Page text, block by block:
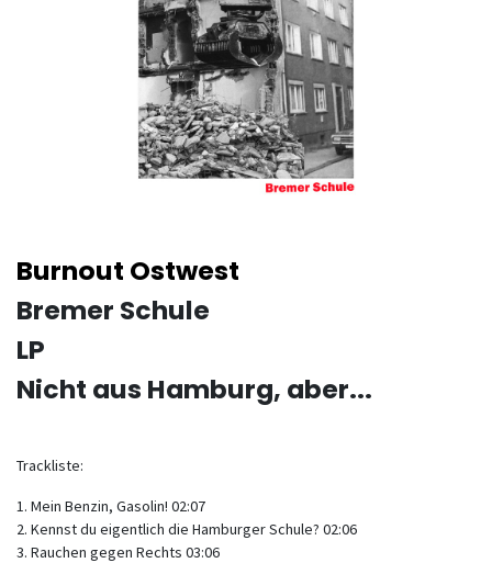
Burnout Ostwest
Bremer Schule
LP
Nicht aus Hamburg, aber...
Trackliste:
1. Mein Benzin, Gasolin! 02:07
2. Kennst du eigentlich die Hamburger Schule? 02:06
3. Rauchen gegen Rechts 03:06